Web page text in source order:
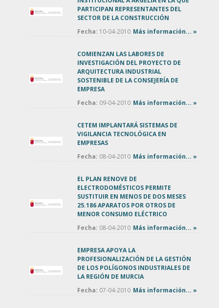
PARTICIPAN REPRESENTANTES DEL
SECTOR DE LA CONSTRUCCIÓN
Fecha: 10-04-2010 Más información... »
COMIENZAN LAS LABORES DE
INVESTIGACIÓN DEL PROYECTO DE
ARQUITECTURA INDUSTRIAL
SOSTENIBLE DE LA CONSEJERÍA DE
EMPRESA
Fecha: 09-04-2010 Más información... »
CETEM IMPLANTARÁ SISTEMAS DE
VIGILANCIA TECNOLÓGICA EN
EMPRESAS
Fecha: 08-04-2010 Más información... »
EL PLAN RENOVE DE
ELECTRODOMÉSTICOS PERMITE
SUSTITUIR EN MENOS DE DOS MESES
25.186 APARATOS POR OTROS DE
MENOR CONSUMO ELÉCTRICO
Fecha: 08-04-2010 Más información... »
EMPRESA APOYA LA
PROFESIONALIZACIÓN DE LA GESTIÓN
DE LOS POLÍGONOS INDUSTRIALES DE
LA REGIÓN DE MURCIA
Fecha: 07-04-2010 Más información... »